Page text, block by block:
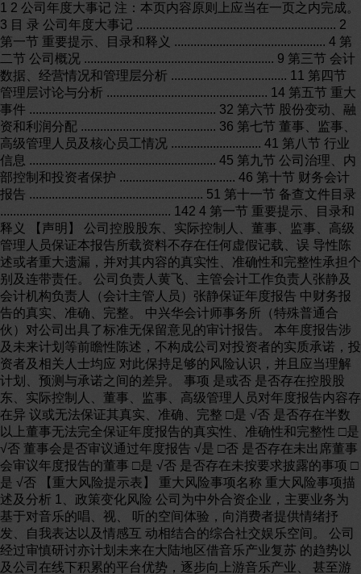
1 2 公司年度大事记 注：本页内容原则上应当在一页之内完成。 3 目 录 公司年度大事记 .............................................................. 2 第一节 重要提示、目录和释义 ............................................... 4 第二节 公司概况 ........................................................... 9 第三节 会计数据、经营情况和管理层分析 .................................... 11 第四节 管理层讨论与分析 .................................................. 14 第五节 重大事件 .......................................................... 32 第六节 股份变动、融资和利润分配 .......................................... 36 第七节 董事、监事、高级管理人员及核心员工情况 ............................ 41 第八节 行业信息 .......................................................... 45 第九节 公司治理、内部控制和投资者保护 .................................... 46 第十节 财务会计报告 ...................................................... 51 第十一节 备查文件目录 ..................................................... 142 4 第一节 重要提示、目录和释义 【声明】 公司控股股东、实际控制人、董事、监事、高级管理人员保证本报告所载资料不存在任何虚假记载、误 导性陈述或者重大遗漏，并对其内容的真实性、准确性和完整性承担个别及连带责任。 公司负责人黄飞、主管会计工作负责人张静及会计机构负责人（会计主管人员）张静保证年度报告 中财务报告的真实、准确、完整。 中兴华会计师事务所（特殊普通合伙）对公司出具了标准无保留意见的审计报告。 本年度报告涉及未来计划等前瞻性陈述，不构成公司对投资者的实质承诺，投资者及相关人士均应 对此保持足够的风险认识，并且应当理解计划、预测与承诺之间的差异。 事项 是或否 是否存在控股股东、实际控制人、董事、监事、高级管理人员对年度报告内容存在异 议或无法保证其真实、准确、完整 □是 √否 是否存在半数以上董事无法完全保证年度报告的真实性、准确性和完整性 □是 √否 董事会是否审议通过年度报告 √是 □否 是否存在未出席董事会审议年度报告的董事 □是 √否 是否存在未按要求披露的事项 □是 √否 【重大风险提示表】 重大风险事项名称 重大风险事项描述及分析 1、政策变化风险 公司为中外合资企业，主要业务为基于对音乐的唱、视、 听的空间体验，向消费者提供情绪抒发、自我表达以及情感互 动相结合的综合社交娱乐空间。 公司经过审慎研讨亦计划未来在大陆地区借音乐产业复苏 的趋势以及公司在线下积累的平台优势，逐步向上游音乐产业、 甚至游戏行业逐步拓展；通过上述娱乐内容资源的开拓和积累， 亦将尝试利用互联网、移动互联网、VR 等先进科技手段，打造 “O+O”的综合娱乐互动平台。公司目前业务类型及对外投资符 合外商投资产业指导相关政策，但若国家产业政策对外商投资 娱乐产业有进一步限制，将对公司业务拓展造成一定影响。 2、业务风险 （1）消费者需求变化的风险。随着经济的发展和技术的进 步，电影、游戏、网络社交等娱乐手段日益兴盛，新兴娱乐形 5 式不断被创造，消费者娱乐活动选择更加多样化，未来消费者 的消费观念、市场需求可能不断发生变化。如果公司不能不断 提高对市场需求的敏感度和应变能力，将会对公司的经营及盈 利能力造成不利影响。 （2）行业内竞争加剧的风险。KTV 进入中国大陆之后，经 历十余年的快速发展期，几乎不论盈利模式和经营管理效率都 可获得较高收益，导致 2010 年之后行业出现大量新进入者。尽 管行业规模持续扩大，伴随着娱乐消费多元冲击和市场新进入 者的竞争，公司竞争压力已逐渐加大，若不能够开辟新的盈利 模式和业绩增长点，弥补原有业态短板，将难以在行业内找到 自己的立足点，给公司盈利能力造成不利影响。 （3）公司主要经营场所来自于租赁的风险。公司日常经营 需要的物业区位集中在商业繁华地段，目前公司日常经营所需 的物业均来自于租赁且租赁期限较长。随着区域经济发展以及 周边物业价格的上涨，不能完全排除出租方违约的可能。若出 租方发生违约，将对公司单店经营造成不利影响。 （4）消防、治安出现重大事故影响公司经营的风险。公司 业务直面众多消费者，经营场所属于人群较为集中、人流量相 对较大的公共场所。虽然公司经营场所均取得主管部门消防审 批意见书，符合消防安全条件，且已合理分配治安人员负责经 营场所的安全，但如果出现消防安全意外事故或意外治安案件， 甚至进而导致重大事故发生的情形，将对公司品牌美誉度、甚 至对公司正常经营造成不利影响。 （5）品牌及市场形象被模仿的风险。随着消费者娱乐需求 水平的不断提高，娱乐消费已不仅仅局限于价格实惠，而是更 注重品牌选择。因此，KTV 行业的品牌成为顾客区分并选择不同 KTV 的关键。“米乐星世界”在南京、武汉等区域已形成品牌效 应，享有较高的品牌认知度和市场美誉度。但如果市场上出现 冒用“米乐星世界”品牌或出现其他品牌恶意侵权行为，将可 6 能影响公司口碑和市场形象，给公司造成诸多不利影响。 3、管理风险 （1）规模扩张导致管理能力不足的风险。公司目前采取直 营连锁经营，截至报告期末，公司拥有门店 11 家，分布在南京、 武汉、上海等地区。未来公司门店数量将进一步增加，业务规 模将进一步扩张，虽然公司已制定了严格规范的内部管理制度， 且正在逐步建立全方位信息化管理平台，但由于公司门店分布 区域较广，扩张速度较快，管理体系将更加复杂。如果公司不 能进一步提高管理水平，将可能对公司经营造成不良影响。 （2）人力资源风险随着公司资产和经营规模的扩张，必然 带来对管理人员、服务人员及技术人员等人力资源的新需求。 如果公司不能及时完善人力资源管理制度，不断建设和丰富人 才队伍，则在稳定人才队伍、避免人才流失和引进人才方面将 存在一定风险。 （3）食品安全管理风险。公司主营业务中包括精品酒食商 超和风味餐点服务，虽然公司根据相关法律法规的要求并结合 自身实际经营情况，对食品采购、运输、仓储、加工、销售等 各方面进行严格控制，但如果供应商、物流等方面出现疏漏， 可能导致公司不知情时采购产品质量出现问题，致使公司需要 承担相应责任，并且对公司品牌形象及口碑造成不利影响。 4、内部控制风险 公司根据经营特点，针对收款、采购等环节制定了《现金 管理制度》、《保险柜及银行账户管理办法》、《单店收支管 理办法》、《采购管理制度》等管理制度及内部管理措施，并 得到严格执行，但由于商业模式的特点，公司无法完全避免以 现金方式收取营业款。虽然越来越多的消费者采用团购优惠券、 线上支付以及刷卡等方式进行付款，收款环节中现金出现的频 率也大大降低，但报告期内，仍存在一定的管理风险。 5、无实际控制人的风险 公司单个股东持有的公司股份均未超过公司总股本的 30%， 均无法决定董事会多数席位，公司的经营方针及重大事项的决 策系由全体股东充分讨论后确定，无任何一方能够决定和做出 7 实质影响，公司无实际控制人。由于公司无控股股东及实际控 制人，决定了公司所有重大行为必须民主决策，由全体股东充 分讨论后确定，避免了因单个股东控制引起决策失误而导致公 司出现重大损失的可能性，但可能存在决策效率被延缓的风险。 本期重大风险是否发生重大变化： 本期重大风险未发生重大变化 是否存在被调出创新层的风险 □是 √否 8 释义 释义项目 释义 公司、股份公司、米乐星、本公司 指 南京米乐星文化发展股份有限公司 有限公司 指 南京累增饮娱管理顾问有限公司(股份公司前身) 股东大会 指 南京米乐星文化发展股份有限公司股东大会 董事会 指 南京米乐星文化发展股份有限公司董事会 监事会 指 南京米乐星文化发展股份有限公司监事会 三会 指 公司股东大会、董事会、监事会 高级管理人员 指 总经理、副总经理、财务总监、董事会秘书 管理层 指 公司董事、监事、高级管理人员 《公司章程》 指 《南京米乐星文化发展股份有限公司章程》 三会议事规则 指 公司《股东大会议事规则》、《董事会议事规则》、 《监事会议事规则》 股转系统 指 全国中小企业股份转让系统 股转公司 指 全国中小企业股份转让系统有限责任公司 中国结算北京分公司 指 中国证券登记结算有限责任公司北京分公司 主办券商、天风证券 指 天风证券股份有限公司 报告期 指 2022年 1月 1日至 2022年 12月 31日 元、万元 指 人民币元、人民币万元 9 第二节 公司概况 一、 基本信息 公司中文全称 南京米乐星文化发展股份有限公司 英文名称及缩写 Nanjing Milo Star Cultural Development Co.,Ltd Milo Star 证券简称 米乐星 证券代码 837674 法定代表人 黄飞 二、 联系方式 董事会秘书姓名 黄飞 联系地址 湖北省武汉市汉阳区龙阳大道 58 号汉阳人信汇 A 栋 8 号楼三层 电话 027-84518887 传真 027-84518887 电子邮箱 Huangf05@ 公司网址 办公地址 湖北省武汉市汉阳区龙阳大道 58 号汉阳人信汇 A 栋 8 号楼三层 邮政编码 430000 公司指定信息披露平台的网址 公司年度报告备置地 后勤办公室 三、 企业信息 股票交易场所 全国中小企业股份转让系统 成立时间 2004 年 9 月 19 日 挂牌时间 2016 年 7 月 6 日 分层情况 创新层 行业（挂牌公司管理型行业分类） “文化、体育和娱乐业”（R）-“娱乐业”（R89）--“室内娱乐 活动”（R891）-“歌舞厅娱乐活动”（R8911） 主要产品与服务项目 基于对音乐的唱、视、听的空间体验，向消费者提供情绪抒发与 自我表达相结合的综合互动娱乐平台。 普通股股票交易方式 √集合竞价交易 □做市交易 普通股总股本（股） 66,080,000 优先股总股本（股） 0 做市商数量 0 控股股东 无控股股股东 实际控制人及其一致行动人 无实际控制人 10 四、 注册情况 项目 内容 报告期内是 否变更 统一社会信用代码 913201007652936267 否 注册地址 江苏省南京市鼓楼区云南北路 28 号 否 注册资本 66,080,000 否 - 五、 中介机构 主办券商（报告期内） 天风证券 主办券商办公地址 武汉东湖新技术开发区高新大道 446 号天风 证券大厦 20 层 报告期内主办券商是否发生变化 否 主办券商（报告披露日） 天风证券 会计师事务所 中兴华会计师事务所（特殊普通合伙） 签字注册会计师姓名及连续签字年限 宋军 刘剑敏 3 年 2 年 会计师事务所办公地址 北京市丰台区丽泽路 20 号丽泽 SOHO B 座 20 层 六、 自愿披露 □适用 √不适用 七、 报告期后更新情况 □适用 √不适用 11 第三节 会计数据、经营情况和管理层分析 一、 盈利能力 单位：元 本期 上年同期 增减比例% 营业收入 74,026, 133,683, % 毛利率% % % - 归属于挂牌公司股东的净利润 -33,857, -46,795, % 归属于挂牌公司股东的扣除非经常性 损益后的净利润 -26,398, -49,244, % 加权平均净资产收益率%（依据归属于 挂牌公司股东的净利润计算） % % - 加权平均净资产收益率%（依据归属于 挂牌公司股东的扣除非经常性损益后 的净利润计算） % % - 基本每股收益 % 二、 偿债能力 单位：元 本期期末 上年期末 增减比例% 资产总计 104,874, 131,776, % 负债总计 84,624, 76,922, % 归属于挂牌公司股东的净资产 19,607, 53,464, % 归属于挂牌公司股东的每股净资产 % 资产负债率%（母公司） % % - 资产负债率%（合并） % % - 流动比率 - 利息保障倍数 - 三、 营运情况 单位：元 本期 上年同期 增减比例% 经营活动产生的现金流量净额 17,119, 16,848, % 应收账款周转率 - 存货周转率 - 12 四、 成长情况 本期 上年同期 增减比例% 总资产增长率% % % - 营业收入增长率% % % - 净利润增长率% % % - 五、 股本情况 单位：股 本期期末 本期期初 增减比例% 普通股总股本 66,080,000 66,080,000 % 计入权益的优先股数量 - - - 计入负债的优先股数量 - - - 六、 境内外会计准则下会计数据差异 □适用 √不适用 七、 与业绩预告/业绩快报中披露的财务数据差异 □适用 √不适用 八、 非经常性损益 单位：元 项目 金额 非流动资产处置损益 -1,241, 计入当期损益的政府补助 76, 除同公司正常经营业务相关的有效套期保值业务外，持 有交易性金融资产、交易性金融负债产生的公允价值变 动损益，以及处置交易性金融资产、交易性金融负债和 可供出售金融资产取得的投资收益 170, 除上述各项之外的其他营业外收入和支出 -7,228, 其他符合非经常性损益定义的损益项目 395, 非经常性损益合计 -7,826, 所得税影响数 6, 少数股东权益影响额（税后） -373, 非经常性损益净额 -7,458, 九、 补充财务指标 □适用 √不适用 13 十、 会计数据追溯调整或重述情况 □会计政策变更 □会计差错更正 □其他原因 √不适用 14 第四节 管理层讨论与分析 一、 业务概要 商业模式 1、公司的主营业务是基于对音乐的唱、视、听的空间体验，向消费者提供情绪抒发、自我表达以 及 情感互动相结合的综合社交娱乐平台。公司的主要产品及服务是基于拥有卡拉 OK 影音设备与视唱空 间，同时公司提供餐点和零食酒水等商品的选购，满足消费者多样化需求。公司报告期内主要采用直营 连锁发展，以实体门店为基础，通过多种营销手段，包括会员活动、节日活动、异业合作、服务专案等， 实现销售市场辐射。目前以南京、武汉为最大的品牌效应集聚区。公司目前采取直营连锁模式经营，截 至报告期末，公司拥有门店 11 家，分布在南京、武汉、上海等地区，在立足于门店直营连锁的同时， 公司的加盟特许经营体系，通过整合完整的营运产业链及信息化系统进行标准化的复制和推广，截至报 告期末共有 8家加盟店。 公司在运营体系中，维护原有高品质视、唱听感受的同时，强化餐饮、超市的调整和改善，增加音 乐火锅“唱乐捞”，基于“吃着火锅唱着歌”的理念，对现有包厢进行改造，变身为火锅房，兼具欢唱 功能，一房多用，公司在传统业务中寻找新的突破口和发展点。 2022 年 KTV、forte 小酒馆，音乐火锅的三合一业态，为热爱唱歌热爱生活的大众化消费力客群； 潮人，爱美食爱唱歌中端消费力客群；爱玩，喜欢夜生活的高端消费力客群，提供“K 歌/餐饮/酒吧” 的私人定制潮趴娱乐新模式。充分开发挖掘客户更多消费需求和满足；积极通过移动互联方式，链接线 上线下模块，拓深会员系统，增加客户粘性，实现规模效应的快速提升。 公司的盈利主要来自于为顾客提供视听伴唱场地及设备、自助选购餐饮及零食商超等服务。公司主 要盈利模式系打造高品质、时尚个性、主题式或定制化的 K歌娱乐综合消费平台，通过“吃、喝、玩、 乐、唱、聚、嗨”一站式服务，吸引顾客在聚会、庆生、企业年会等休闲娱乐过程中消费，结合分时段 计费的即时欢唱项目，酒水饮料、水果和风味餐点等相结合，从而获取收入和利润。 公司 2022 年的主营业务收入为 74,026, 元，其中来自于提供视听伴唱场地及设备的包厢收 入为 26,379,元，毛利率为 %，来自于自助选购餐饮服务的收入为 18,753, 元，毛利 率为 %，来自于零食商超的收入为 26,787, 元，毛利率为 %。 2、报告期内，公司的主营业务内容未发生变动，商业模式较上年未发生重大变化。 3、报告期后至披露日，公司的商业模式未发生较大变化，仍以直营连锁经营为主，特许加盟为辅。 与创新属性相关的认定情况 15 □适用 √不适用 报告期内变化情况： 事项 是或否 所处行业是否发生变化 □是 √否 主营业务是否发生变化 □是 √否 主要产品或服务是否发生变化 □是 √否 客户类型是否发生变化 □是 √否 关键资源是否发生变化 □是 √否 销售渠道是否发生变化 □是 √否 收入来源是否发生变化 □是 √否 商业模式是否发生变化 □是 √否 二、 经营情况回顾 (一) 经营计划 2022 年 1-12 月，公司业务主要以 KTV 服务为主，提供餐点、火锅和零食酒水等商品，满足消费者 多样化消费需求，通过提供“吃、喝、玩、乐、唱、聚、嗨”一站式服务持续发展及盈利。报告期内， 公司实现营业收入 74,026, 元，较去年同期增长%；营业成本 15,184, 元，较去年 同期增长%；实现净利润-35,514,元，较去年同期增长 %。截至 2022年 12月 31日， 公司总资产 104,874, 元，净资产 20,249, 元。 2022年因不可抗拒的重大因素，使得公司业务受到了较大的影响，部分门店闭店，业务存在一定的 萎缩。但公司对大众未来的娱乐化需求仍充满信心，积极的调整和主动了解消费者需求，在延续经营计 划及目标的同时，积极调整业务方向，不断深耕细耕行业，不断的加大新媒体网络推广力度，通过开拓 各种方式增加营收，在菜品方面，新增大众喜爱的新品排行菜单、新品酒品引流定期更新上线，提升唱 乐捞包厢消费及服务品质。 具体目标计划如下： 1.积极大力拓展加盟事业，预计今年实现武汉、南京区再新增 2-3家米乐星世界加盟店； 2.积极拓展新媒体网络推广方式,利用现代主流消费方式，在新美大、口碑等平台，上线唱乐捞餐 饮，多版块的品牌曝光，增加线上销售量,加大线上品牌宣传力度，促进销售，不断提升公司美誉度及 知名度，跻身在各网络主流平台（抖音、美团、新美大、小红书）前三的目标； 3.打造卓越星级餐饮标准，提升 KTV午晚餐、黄金档时段消费及产品，引流提升营业收入，分享美 食与聚会娱乐为一体； 4.发展强化唱乐捞品牌，解锁国潮火锅，各门店火锅跻身区平台（美团、新美大、抖音）众排名前 三的目标； 16 5.持续升级改造各门店 party room，因 2022年疫情停业时间较长，未完成的升级计划预计在 2023 年实现武汉、南京逐步升级改造，引流各区新的聚会模式； 6.改善武汉南京 8个化妆室的私密空间，提升服务细节和感受； 7.专注新媒体运营的模式，丰富线上选购的模式和产品，在抖音、快手直播平台进行美食娱乐直播， 并在直播平台站内进行相关视频推广， 拓展品牌宣传新渠道，增强粉丝粘性，未来计划不断争取获区 平台的流量倾斜与支持,夯实品牌知名度和拓展新消费者的美誉度，吸引更多消费者到店消费。 2022年，依然是艰难的，同时有赖于公司全体齐心协力，出谋划策，共渡难关的团结一心，在公司 管理层的带领下，全体员工积极向上，全国门店已全部复业，公司业务也基本恢复，各项业务拓展顺利， 供应商渠道稳定，表现出良好的经营状态。 (二) 行业情况 2022 年，因为有新冠病毒不可抗拒的重大事件的影响,娱乐行业持续维持寒冬状况。为了响应全民 抵抗新冠病毒的持续发酵,各城市 KTV娱乐场所停止营业长达数月,这对行业来说影响可想而知。首先， KTV 行业属于民营企业，而新冠病毒发生期间许多政府辅助性优惠政策（例如：减免房租等）未曾享受。 同时，企业仍正常支付人员工资及相关福利。虽然政府后期对公司进行税务部分免征及政策扶持，但是 远远弥补不了事件对企业造成的损失。 KTV 行业从 2012 点开始进入下行通道,近年来 KTV 行业处于快速消耗及转型期。随着国内消费习惯 的改变，越来越多的年轻消费力趋向于线上消费、短频快消费、猎奇消费的方式，年轻消费力懒于社交 及应酬，参与社会活动，这种消费习惯的的转变，影响着一代人，使得行业内近年不再吸引年轻人的身 影。因此，消费群体的改变，不断加入市场竞争的同业扩张，让行业竞争更加激烈。市场整体呈现低迷 竞争、价格竞争的趋势，市场现状与 2003年量贩 KTV最鼎盛的时期无法同日而语。 就目前整个 KTV行业在新冠病毒的管控常态化之后，比其他行业及企业推迟近两个月才逐步开放复 工复产，2022年 3-4月是新冠病毒爆发期，武汉、南京地区门店陆续停业，上海更是从 3月底开始全面 封城，直至 6 月，新冠病毒的不可抗拒的重大事件发生周期期长、管控时间长、范围大、管控措施严格。 使得 KTV行业整体重创，从逐渐复工复产后，社会面仍不断受到新冠病毒反复及季节性呼吸道疾病传播 的波动影响，人们对于 KTV这种密集型消费场所，仍存在一定的抵触和畏惧心理。受国内疫情冲击影响， 行业客量持续恢复，销售业绩较 2021年有同比增长，但仍每月不足 2019年的五成；然而人工工资、房 租、食材成本等持续波动上涨，而国家对本行业的扶持政策并不能饮鸩止渴。全国 KTV行业，面临着至 少四成倒闭歇